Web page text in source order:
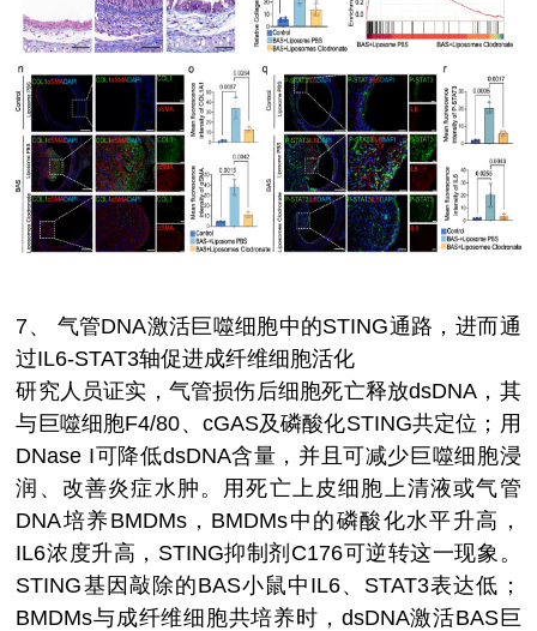
7、 气管DNA激活巨噬细胞中的STING通路，进而通
过IL6-STAT3轴促进成纤维细胞活化
研究人员证实，气管损伤后细胞死亡释放dsDNA，其
与巨噬细胞F4/80、cGAS及磷酸化STING共定位；用
DNase I可降低dsDNA含量，并且可减少巨噬细胞浸
润、改善炎症水肿。用死亡上皮细胞上清液或气管
DNA培养BMDMs，BMDMs中的磷酸化水平升高，
IL6浓度升高，STING抑制剂C176可逆转这一现象。
STING基因敲除的BAS小鼠中IL6、STAT3表达低；
BMDMs与成纤维细胞共培养时，dsDNA激活BAS巨